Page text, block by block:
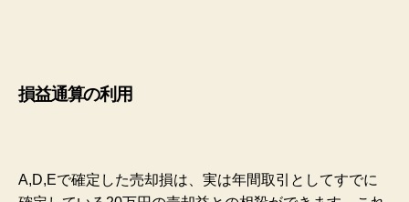
損益通算の利用
A,D,Eで確定した売却損は、実は年間取引としてすでに